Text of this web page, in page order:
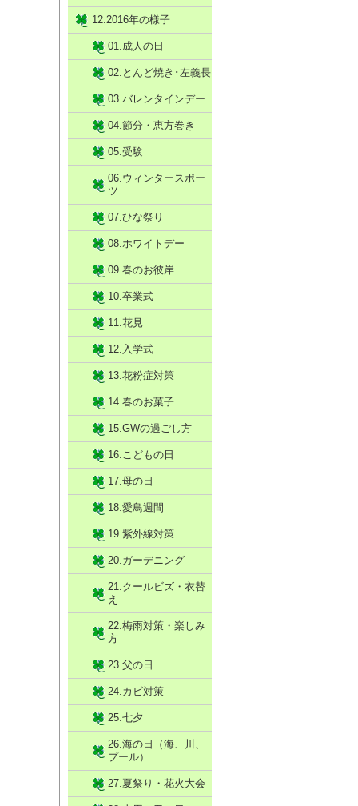
12.2016年の様子
01.成人の日
02.とんど焼き･左義長
03.バレンタインデー
04.節分・恵方巻き
05.受験
06.ウィンタースポー
ツ
07.ひな祭り
08.ホワイトデー
09.春のお彼岸
10.卒業式
11.花見
12.入学式
13.花粉症対策
14.春のお菓子
15.GWの過ごし方
16.こどもの日
17.母の日
18.愛鳥週間
19.紫外線対策
20.ガーデニング
21.クールビズ・衣替
え
22.梅雨対策・楽しみ
方
23.父の日
24.カビ対策
25.七夕
26.海の日（海、川、
プール）
27.夏祭り・花火大会